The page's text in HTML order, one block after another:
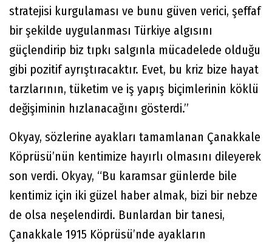
stratejisi kurgulaması ve bunu güven verici, şeffaf
bir şekilde uygulanması Türkiye algısını
güçlendirip biz tıpkı salgınla mücadelede olduğu
gibi pozitif ayrıştıracaktır. Evet, bu kriz bize hayat
tarzlarının, tüketim ve iş yapış biçimlerinin köklü
değişiminin hızlanacağını gösterdi.”
Okyay, sözlerine ayakları tamamlanan Çanakkale
Köprüsü’nün kentimize hayırlı olmasını dileyerek
son verdi. Okyay, “Bu karamsar günlerde bile
kentimiz için iki güzel haber almak, bizi bir nebze
de olsa neşelendirdi. Bunlardan bir tanesi,
Çanakkale 1915 Köprüsü’nde ayakların